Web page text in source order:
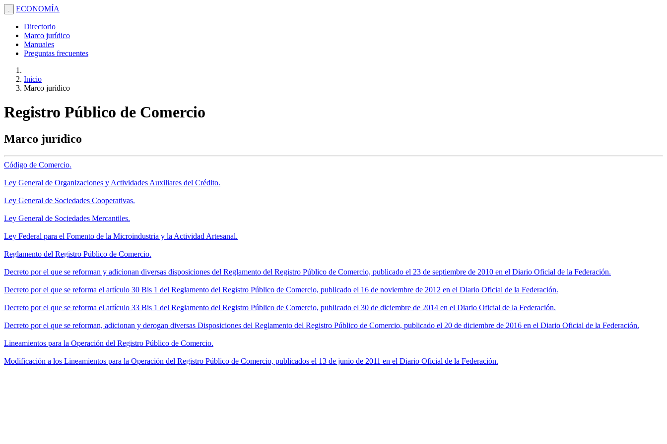
. ECONOMÍA
Directorio
Marco jurídico
Manuales
Preguntas frecuentes
Inicio
Marco jurídico
Registro Público de Comercio
Marco jurídico
Código de Comercio.
Ley General de Organizaciones y Actividades Auxiliares del Crédito.
Ley General de Sociedades Cooperativas.
Ley General de Sociedades Mercantiles.
Ley Federal para el Fomento de la Microindustria y la Actividad Artesanal.
Reglamento del Registro Público de Comercio.
Decreto por el que se reforman y adicionan diversas disposiciones del Reglamento del Registro Público de Comercio, publicado el 23 de septiembre de 2010 en el Diario Oficial de la Federación.
Decreto por el que se reforma el artículo 30 Bis 1 del Reglamento del Registro Público de Comercio, publicado el 16 de noviembre de 2012 en el Diario Oficial de la Federación.
Decreto por el que se reforma el artículo 33 Bis 1 del Reglamento del Registro Público de Comercio, publicado el 30 de diciembre de 2014 en el Diario Oficial de la Federación.
Decreto por el que se reforman, adicionan y derogan diversas Disposiciones del Reglamento del Registro Público de Comercio, publicado el 20 de diciembre de 2016 en el Diario Oficial de la Federación.
Lineamientos para la Operación del Registro Público de Comercio.
Modificación a los Lineamientos para la Operación del Registro Público de Comercio, publicados el 13 de junio de 2011 en el Diario Oficial de la Federación.